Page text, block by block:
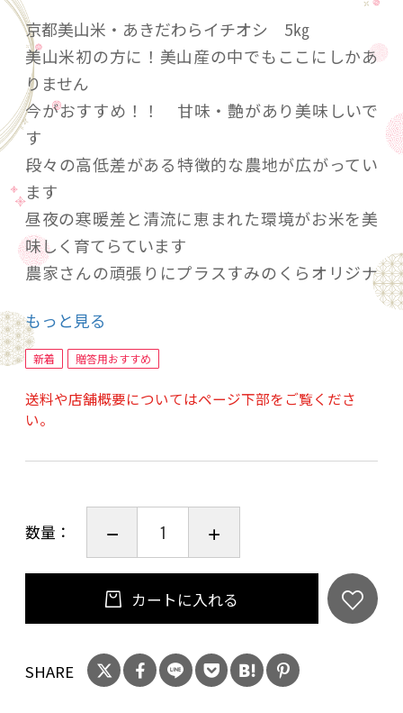
京都美山米・あきだわらイチオシ 5㎏
美山米初の方に！美山産の中でもここにしかあ
りません
今がおすすめ！！ 甘味・艶があり美味しいで
す
段々の高低差がある特徴的な農地が広がってい
ます
昼夜の寒暖差と清流に恵まれた環境がお米を美
味しく育てらています
農家さんの頑張りにプラスすみのくらオリジナ
もっと見る
新着 贈答用おすすめ
送料や店舗概要についてはページ下部をご覧くださ
い。
数量：
カートに入れる
SHARE